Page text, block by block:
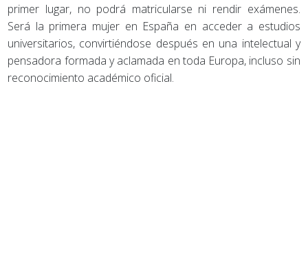
primer lugar, no podrá matricularse ni rendir exámenes.
Será la primera mujer en España en acceder a estudios
universitarios, convirtiéndose después en una intelectual y
pensadora formada y aclamada en toda Europa, incluso sin
reconocimiento académico oficial.